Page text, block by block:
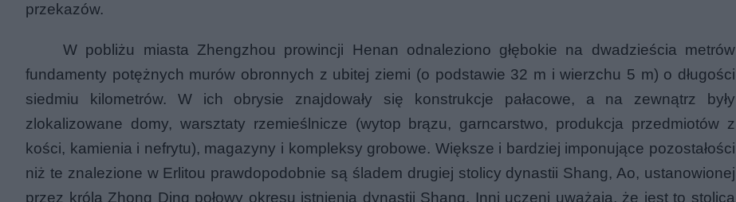
przekazów.
W pobliżu miasta Zhengzhou prowincji Henan odnaleziono głębokie na dwadzieścia metrów
fundamenty potężnych murów obronnych z ubitej ziemi (o podstawie 32 m i wierzchu 5 m) o długości
siedmiu kilometrów. W ich obrysie znajdowały się konstrukcje pałacowe, a na zewnątrz były
zlokalizowane domy, warsztaty rzemieślnicze (wytop brązu, garncarstwo, produkcja przedmiotów z
kości, kamienia i nefrytu), magazyny i kompleksy grobowe. Większe i bardziej imponujące pozostałości
niż te znalezione w Erlitou prawdopodobnie są śladem drugiej stolicy dynastii Shang, Ao, ustanowionej
przez króla Zhong Ding połowy okresu istnienia dynastii Shang. Inni uczeni uważają, że jest to stolica